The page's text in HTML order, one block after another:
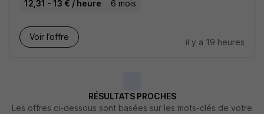
12,31 - 13 € / heure
6 mois
Voir l’offre
il y a 19 heures
RÉSULTATS PROCHES
Les offres ci-dessous sont basées sur les mots-clés de votre